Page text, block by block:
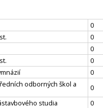
0
0
0
0
0
odborných škol a
0
studia
0